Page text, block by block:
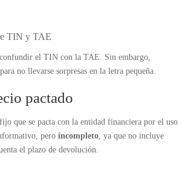
TIN y TAE
el TIN con la TAE. Sin embargo,
no llevarse sorpresas en la letra pequeña.
pactado
que se pacta con la entidad financiera por el uso
pero incompleto , ya que no incluye
el plazo de devolución.